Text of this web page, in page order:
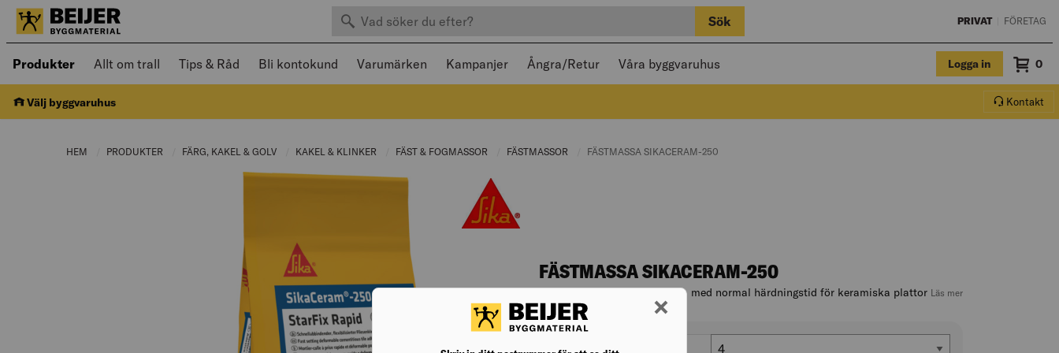
Sök efter produkter Sök PRIVAT FÖRETAG
Produkter Öppnad meny kan navigeras med piltangenter och stängas med Escape
Allt om trall Tips & Råd Bli kontokund Varumärken Kampanjer Ångra/Retur Våra byggvaruhus Logga in 0
Välj byggvaruhus Kontakt
HEM PRODUKTER CURRENT PAGE:
FÄRG, KAKEL & GOLV CURRENT PAGE:
KAKEL & KLINKER CURRENT PAGE:
FÄST & FOGMASSOR CURRENT PAGE:
FÄSTMASSOR CURRENT PAGE:
CURRENT PAGE:
FÄSTMASSA SIKACERAM-250
FÄSTMASSA SIKACERAM-250
Vit cementbaserad fästmassa med normal härdningstid för keramiska plattor Läs mer
Artikelnr. 008137276
vikt (kg) Vikt (kg)
4